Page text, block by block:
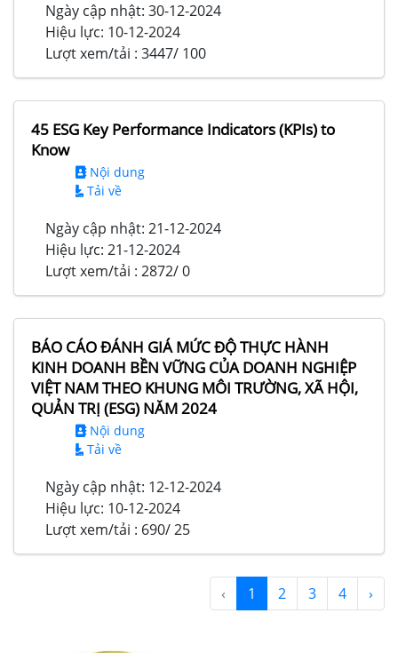
Ngày cập nhật: 30-12-2024
Hiệu lực: 10-12-2024
Lượt xem/tải : 3447/ 100
45 ESG Key Performance Indicators (KPIs) to
Know
Nội dung
Tải về
Ngày cập nhật: 21-12-2024
Hiệu lực: 21-12-2024
Lượt xem/tải : 2872/ 0
BÁO CÁO ĐÁNH GIÁ MỨC ĐỘ THỰC HÀNH
KINH DOANH BỀN VỮNG CỦA DOANH NGHIỆP
VIỆT NAM THEO KHUNG MÔI TRƯỜNG, XÃ HỘI,
QUẢN TRỊ (ESG) NĂM 2024
Nội dung
Tải về
Ngày cập nhật: 12-12-2024
Hiệu lực: 10-12-2024
Lượt xem/tải : 690/ 25
‹ 1 2 3 4 ›